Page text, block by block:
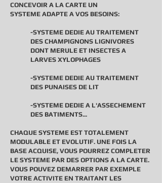
CONCEVOIR A LA CARTE UN
SYSTEME ADAPTE A VOS BESOINS:
-SYSTEME DEDIE AU TRAITEMENT
DES CHAMPIGNONS LIGNIVORES
DONT MERULE ET INSECTES A
LARVES XYLOPHAGES
-SYSTEME DEDIE AU TRAITEMENT
DES PUNAISES DE LIT
-SYSTEME DEDIE A L'ASSECHEMENT
DES BATIMENTS...
CHAQUE SYSTEME EST TOTALEMENT
MODULABLE ET EVOLUTIF. UNE FOIS LA
BASE ACQUISE, VOUS POURREZ COMPLETER
LE SYSTEME PAR DES OPTIONS A LA CARTE.
VOUS POUVEZ DEMARRER PAR EXEMPLE
VOTRE ACTIVITE EN TRAITANT LES